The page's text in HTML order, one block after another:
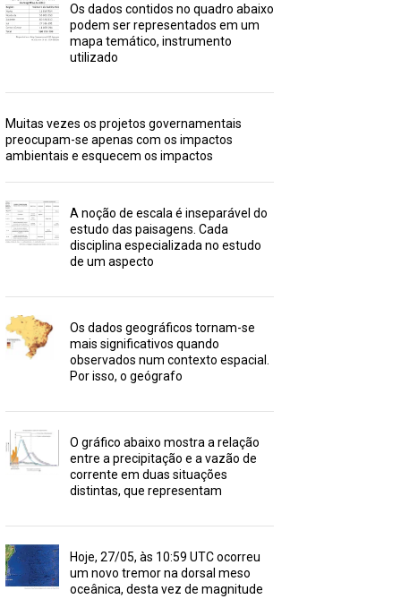
Os dados contidos no quadro abaixo
podem ser representados em um
mapa temático, instrumento
utilizado
Muitas vezes os projetos governamentais
preocupam-se apenas com os impactos
ambientais e esquecem os impactos
A noção de escala é inseparável do
estudo das paisagens. Cada
disciplina especializada no estudo
de um aspecto
Os dados geográficos tornam-se
mais significativos quando
observados num contexto espacial.
Por isso, o geógrafo
O gráfico abaixo mostra a relação
entre a precipitação e a vazão de
corrente em duas situações
distintas, que representam
Hoje, 27/05, às 10:59 UTC ocorreu
um novo tremor na dorsal meso
oceânica, desta vez de magnitude